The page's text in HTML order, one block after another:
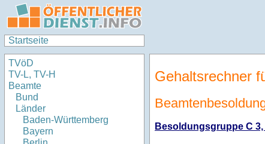
Startseite
TVöD
TV-L, TV-H
Beamte
Bund
Länder
Baden-Württemberg
Bayern
Gehaltsrechner
Besoldungsgruppe C 3,